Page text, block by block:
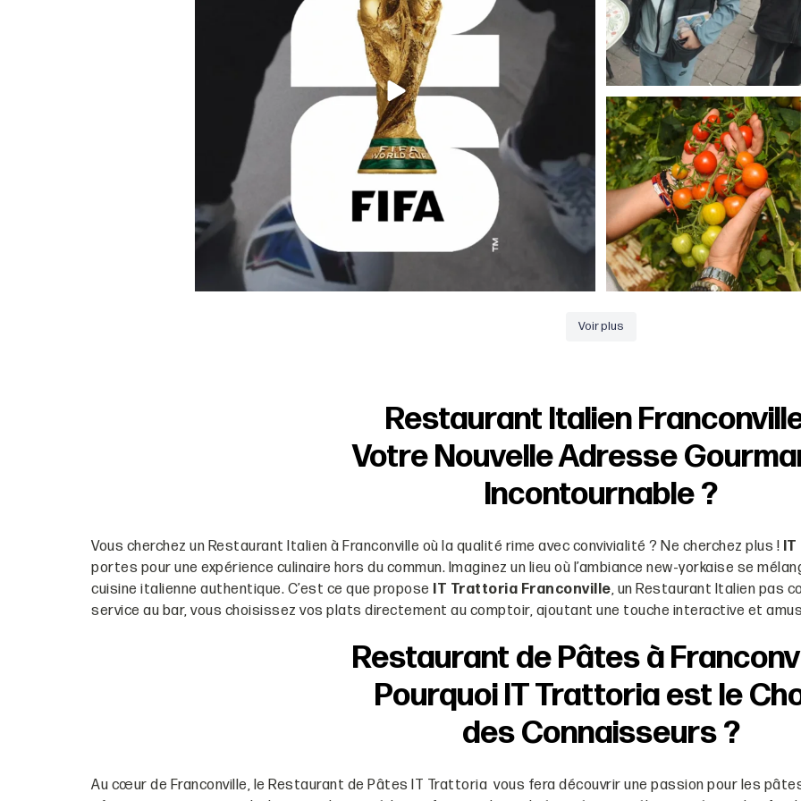
Pomodoro sicilliano, un vrai trésor de
goût et de...
29 0
Voir plus
Restaurant Italien
Votre Nouvelle Adresse
Incontournable ?
Vous cherchez un Restaurant Italien à Franconville où la qualité rime avec convivialité ? Ne cherchez plus !
portes pour une expérience culinaire hors du commun. Imaginez un lieu où l’ambiance new-yorkaise se
cuisine italienne authentique. C’est ce que propose IT Trattoria Franconville, un Restaurant Italien pas
service au bar, vous choisissez vos plats directement au comptoir, ajoutant une touche interactive et
Restaurant de Pâtes à
Pourquoi IT Trattoria est le
des Connaisseurs ?
Au cœur de Franconville, le Restaurant de Pâtes IT Trattoria vous fera découvrir une passion pour les